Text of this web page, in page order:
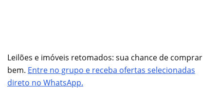
Leilões e imóveis retomados: sua chance de comprar
bem. Entre no grupo e receba ofertas selecionadas
direto no WhatsApp.